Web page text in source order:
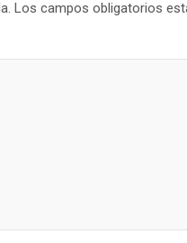
Los campos obligatorios